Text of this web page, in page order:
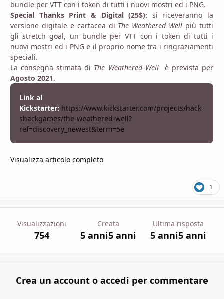
bundle per VTT con i token di tutti i nuovi mostri ed i PNG.
Special Thanks Print & Digital (25$): si riceveranno la
versione digitale e cartacea di The Weathered Well più tutti
gli stretch goal, un bundle per VTT con i token di tutti i
nuovi mostri ed i PNG e il proprio nome tra i ringraziamenti
speciali.
La consegna stimata di The Weathered Wellè prevista per
Agosto 2021.
Link al
Kickstarter: https://www.kickstarter.com/projects/hack
shackgames/the-weathered-well?
ref=discovery_newest&term=5e
Visualizza articolo completo
1
Visualizzazioni
754
Creata
5 anni5 anni
Ultima risposta
5 anni5 anni
Crea un account o accedi per commentare